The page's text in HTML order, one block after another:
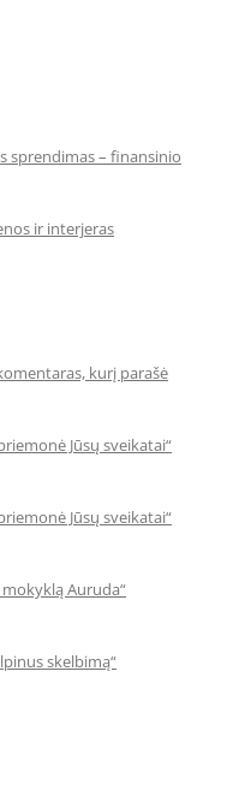
sprendimas – finansinio
ir interjeras
kurį parašė
Jūsų sveikatai“
Jūsų sveikatai“
Auruda“
skelbimą“